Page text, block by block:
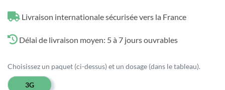
Livraison internationale sécurisée vers la France
Délai de livraison moyen: 5 à 7 jours ouvrables
Choisissez un paquet (ci-dessus) et un dosage (dans le tableau).
3G